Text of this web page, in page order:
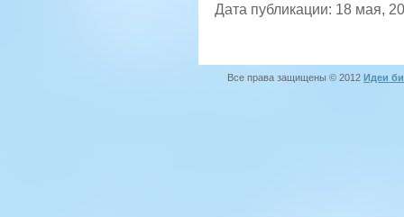
Дата публикации: 18 мая,
Все права защищены © 2012 Идеи